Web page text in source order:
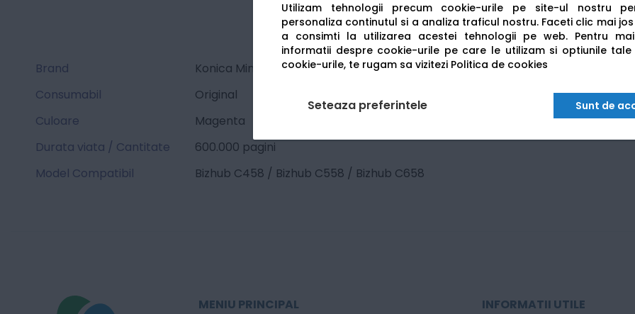
Utilizam tehnologii precum cookie-urile pe site-ul nostru
personaliza continutul si a analiza traficul nostru. Faceti clic mai
a consimti la utilizarea acestei tehnologii pe web. Pentru
informatii despre cookie-urile pe care le utilizam si optiunile tale
cookie-urile, te rugam sa vizitezi Politica de cookies
Seteaza preferintele Sunt de
Brand
Konica Minolta
Consumabil
Original
Culoare
Magenta
Durata viata / Cantitate
600.000 pagini
Model Compatibil
Bizhub C458 / Bizhub C558 / Bizhub C658
MENIU PRINCIPAL INFORMATII UTILE